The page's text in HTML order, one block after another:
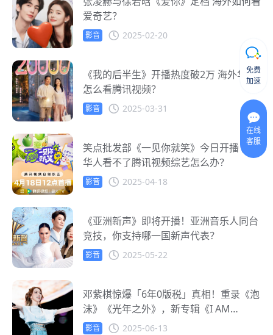
爱奇艺？
影音 2025-02-20
《我的后半生》开播热度破2万 海外华人
怎么看腾讯视频？
影音 2025-03-31
笑点批发部《一见你就笑》今日开播 海外
华人看不了腾讯视频综艺怎么办？
影音 2025-04-18
《亚洲新声》即将开播！亚洲音乐人同台
竞技，你支持哪一国新声代表？
影音 2025-05-22
邓紫棋惊爆「6年0版税」真相！重录《泡
沫》《光年之外》，新专辑《I AM
GLORIA》上线引爆热议
影音 2025-06-13
免费
加速
在线
客服